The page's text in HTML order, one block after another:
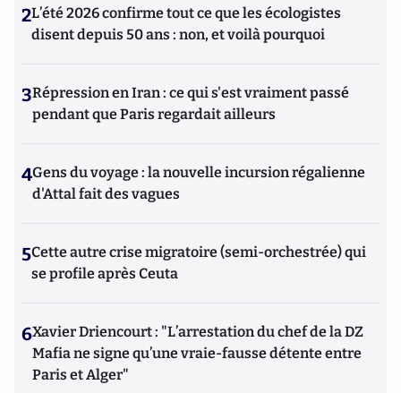
2L’été 2026 confirme tout ce que les écologistes
disent depuis 50 ans : non, et voilà pourquoi
3Répression en Iran : ce qui s'est vraiment passé
pendant que Paris regardait ailleurs
4Gens du voyage : la nouvelle incursion régalienne
d'Attal fait des vagues
5Cette autre crise migratoire (semi-orchestrée) qui
se profile après Ceuta
6Xavier Driencourt : "L’arrestation du chef de la DZ
Mafia ne signe qu’une vraie-fausse détente entre
Paris et Alger"